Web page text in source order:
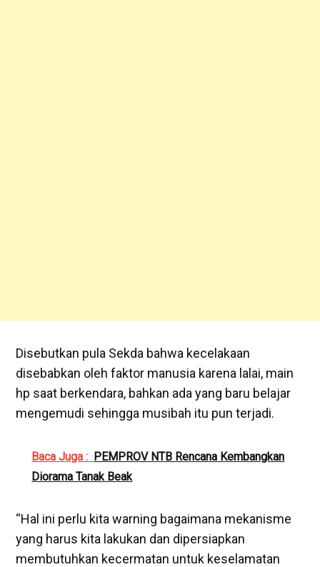
Disebutkan pula Sekda bahwa kecelakaan
disebabkan oleh faktor manusia karena lalai, main
hp saat berkendara, bahkan ada yang baru belajar
mengemudi sehingga musibah itu pun terjadi.
Baca Juga : PEMPROV NTB Rencana Kembangkan
Diorama Tanak Beak
“Hal ini perlu kita warning bagaimana mekanisme
yang harus kita lakukan dan dipersiapkan
membutuhkan kecermatan untuk keselamatan